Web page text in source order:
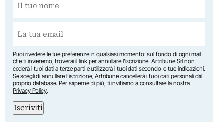
(Required)
First
(Required)
Puoi rivedere le tue preferenze in qualsiasi momento: sul fondo di ogni mail
che ti invieremo, troverai il link per annullare l’iscrizione. Artribune Srl non
cederà i tuoi dati a terze parti e utilizzerà i tuoi dati secondo le tue indicazioni.
Se scegli di annullare l’iscrizione, Artribune cancellerà i tuoi dati personali dal
proprio database. Per saperne di più, ti invitiamo a consultare la nostra
Privacy Policy.
Iscriviti